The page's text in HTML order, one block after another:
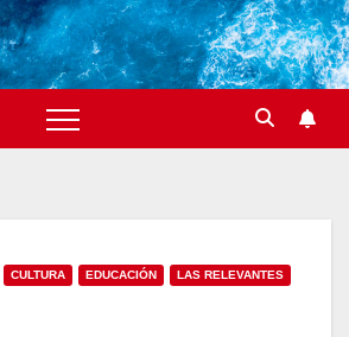
CULTURA EDUCACIÓN LAS RELEVANTES